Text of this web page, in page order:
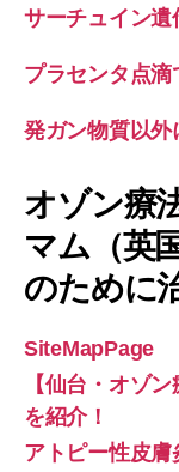
サーチュイン
プラセンタ点
発ガン物質以
オゾン療
マム（英
のために
SiteMapPage
【仙台・オゾ
を紹介！
アトピー性皮